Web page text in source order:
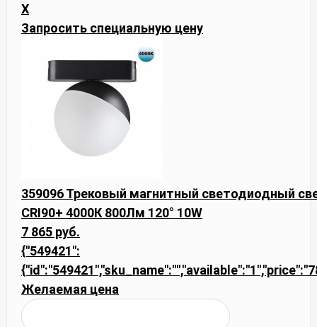
X
Запросить специальную цену
359096 Трековый магнитный светодиодный
CRI90+ 4000К 800Лм 120° 10W
7 865 руб.
{"549421":
Желаемая цена